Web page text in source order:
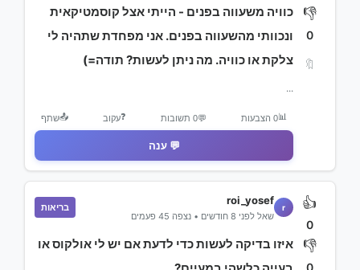
👎
0
🔖
כוויה משעווה בפנים - הייתי אצל קוסמטיקאית
ונכוותי מהשעווה בפנים. אני מפחדת שתהיה לי
צלקת או כוויה. מה ניתן לעשות? תודה=)
...
📊0 הצבעות 💬0 תשובות ❓עקוב 📤שתף
💬 ענה
👍
0
👎
0
r
roi_yosef
שאל לפני 8 חודשים • נצפה 45 פעמים
בריאות
איזו בדיקה לעשות כדי לדעת אם יש לי אולקוס או